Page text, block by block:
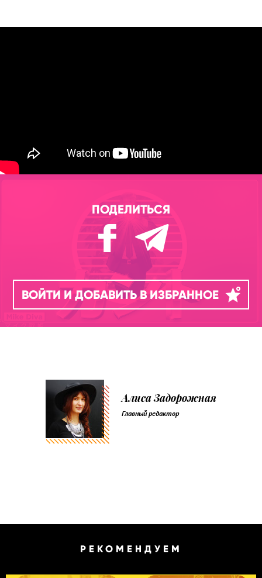
ПОДЕЛИТЬСЯ
ВОЙТИ И ДОБАВИТЬ В ИЗБРАННОЕ
Алиса Задорожная
Главный редактор
РЕКОМЕНДУЕМ